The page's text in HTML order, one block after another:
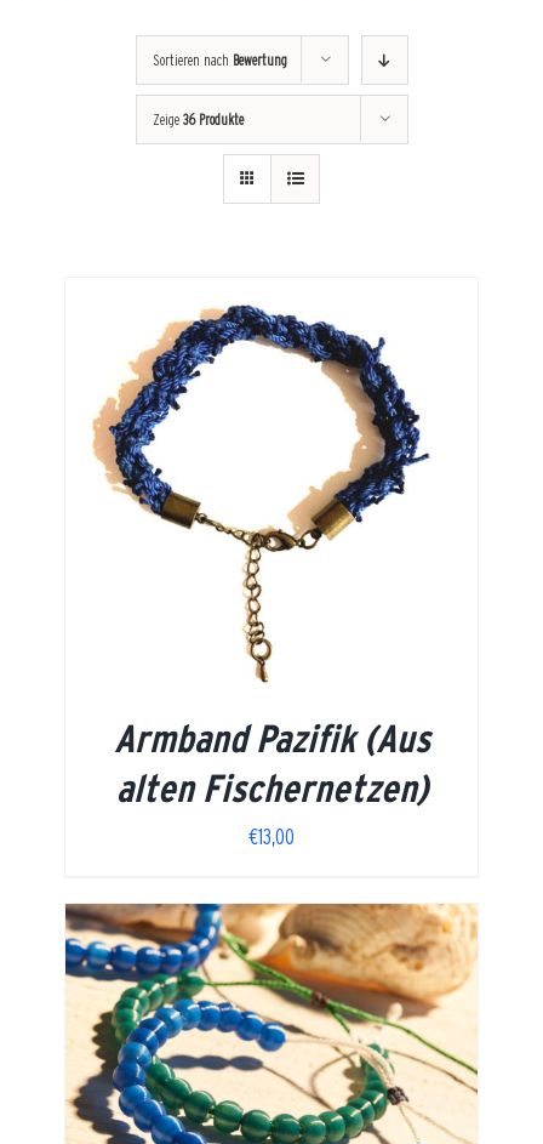
Sortieren nach Bewertung
Zeige 36 Produkte
Armband Pazifik (Aus
alten Fischernetzen)
€13,00